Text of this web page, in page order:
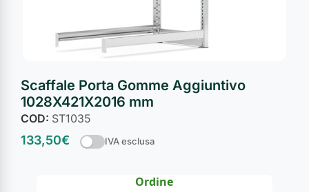
Scaffale Porta Gomme Aggiuntivo
1028X421X2016 mm
COD: ST1035
133,50€ IVA esclusa
Ordine